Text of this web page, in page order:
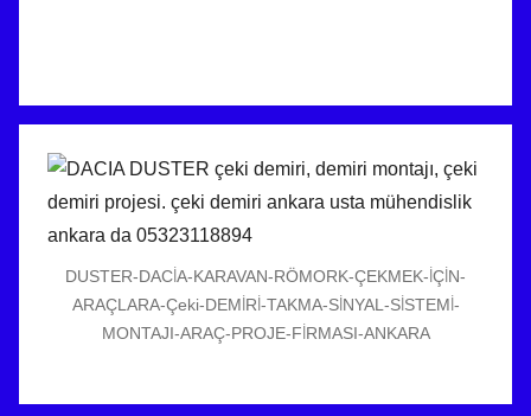
DUSTER-DACİA-KARAVAN-RÖMORK-ÇEKMEK-İÇİN-
ARAÇLARA-Çeki-DEMİRİ-TAKMA-SİNYAL-SİSTEMİ-
MONTAJI-ARAÇ-PROJE-FİRMASI-ANKARA